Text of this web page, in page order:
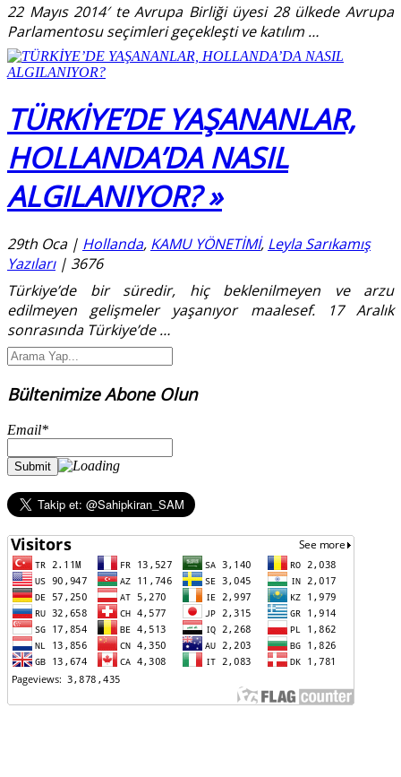
22 Mayıs 2014′ te Avrupa Birliği üyesi 28 ülkede Avrupa
Parlamentosu seçimleri geçekleşti ve katılım …
TÜRKİYE’DE YAŞANANLAR,
HOLLANDA’DA NASIL
ALGILANIYOR? »
29th Oca| Hollanda, KAMU YÖNETİMİ, Leyla Sarıkamış
Yazıları| 3676
Türkiye’de bir süredir, hiç beklenilmeyen ve arzu
edilmeyen gelişmeler yaşanıyor maalesef. 17 Aralık
sonrasında Türkiye’de…
Bültenimize Abone Olun
Email*